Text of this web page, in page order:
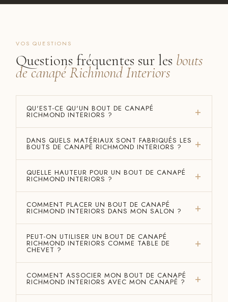
VOS QUESTIONS
Questions fréquentes sur les bouts
de canapé Richmond Interiors
QU'EST-CE QU'UN BOUT DE CANAPÉ
RICHMOND INTERIORS ?
DANS QUELS MATÉRIAUX SONT FABRIQUÉS LES
BOUTS DE CANAPÉ RICHMOND INTERIORS ?
QUELLE HAUTEUR POUR UN BOUT DE CANAPÉ
RICHMOND INTERIORS ?
COMMENT PLACER UN BOUT DE CANAPÉ
RICHMOND INTERIORS DANS MON SALON ?
PEUT-ON UTILISER UN BOUT DE CANAPÉ
RICHMOND INTERIORS COMME TABLE DE
CHEVET ?
COMMENT ASSOCIER MON BOUT DE CANAPÉ
RICHMOND INTERIORS AVEC MON CANAPÉ ?